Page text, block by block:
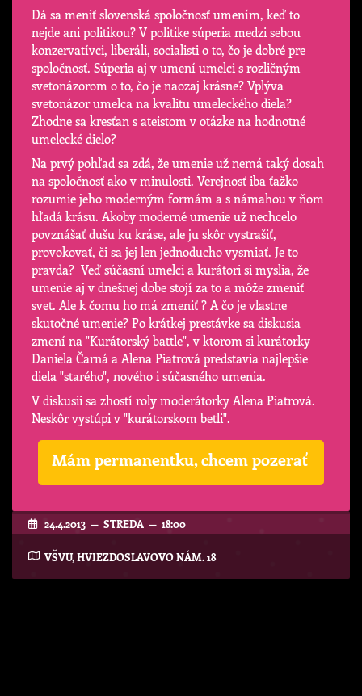
Dá sa meniť slovenská spoločnosť umením, keď to
nejde ani politikou? V politike súperia medzi sebou
konzervatívci, liberáli, socialisti o to, čo je dobré pre
spoločnosť. Súperia aj v umení umelci s rozličným
svetonázorom o to, čo je naozaj krásne? Vplýva
svetonázor umelca na kvalitu umeleckého diela?
Zhodne sa kresťan s ateistom v otázke na hodnotné
umelecké dielo?
Na prvý pohľad sa zdá, že umenie už nemá taký dosah
na spoločnosť ako v minulosti. Verejnosť iba ťažko
rozumie jeho moderným formám a s námahou v ňom
hľadá krásu. Akoby moderné umenie už nechcelo
povznášať dušu ku kráse, ale ju skôr vystrašiť,
provokovať, či sa jej len jednoducho vysmiať. Je to
pravda? Veď súčasní umelci a kurátori si myslia, že
umenie aj v dnešnej dobe stojí za to a môže zmeniť
svet. Ale k čomu ho má zmeniť ? A čo je vlastne
skutočné umenie? Po krátkej prestávke sa diskusia
zmení na "Kurátorský battle", v ktorom si kurátorky
Daniela Čarná a Alena Piatrová predstavia najlepšie
diela "starého", nového i súčasného umenia.
V diskusii sa zhostí roly moderátorky Alena Piatrová.
Neskôr vystúpi v "kurátorskom betli".
Mám permanentku, chcem pozerať
24.4.2013 — STREDA — 18:00
VŠVU, HVIEZDOSLAVOVO NÁM. 18